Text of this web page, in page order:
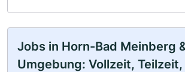
Jobs in Horn-Bad Meinberg
Umgebung: Vollzeit, Teilzeit,